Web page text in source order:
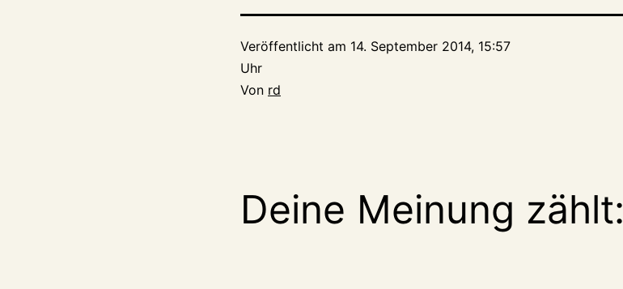
Veröffentlicht am 14. September 2014, 15:57
Uhr
Von rd
Deine Meinung zählt: